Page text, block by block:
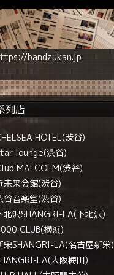
bandzukan.jp
列店
HOTEL(渋谷)
lounge(渋谷)
MALCOLM(渋谷)
未来会館(渋谷)
谷音楽堂(渋谷)
北沢SHANGRI-LA(下北沢)
CLUB(横浜)
栄SHANGRI-LA(名古屋新栄)
LA(大阪梅田)